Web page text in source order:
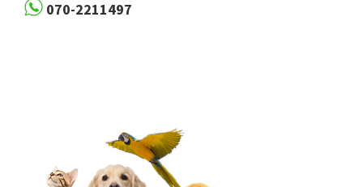
070-2211497